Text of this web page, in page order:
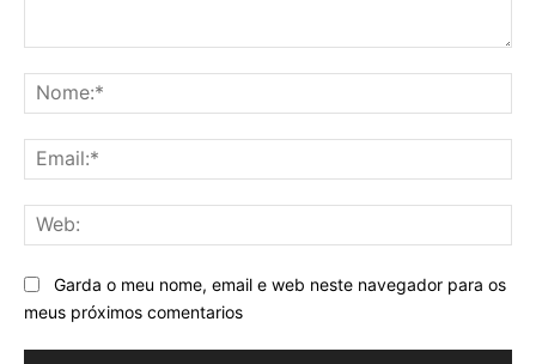
Garda o meu nome, email e web neste navegador para os
meus próximos comentarios